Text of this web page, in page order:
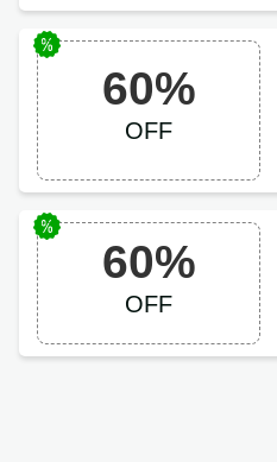
60%
OFF
60%
OFF